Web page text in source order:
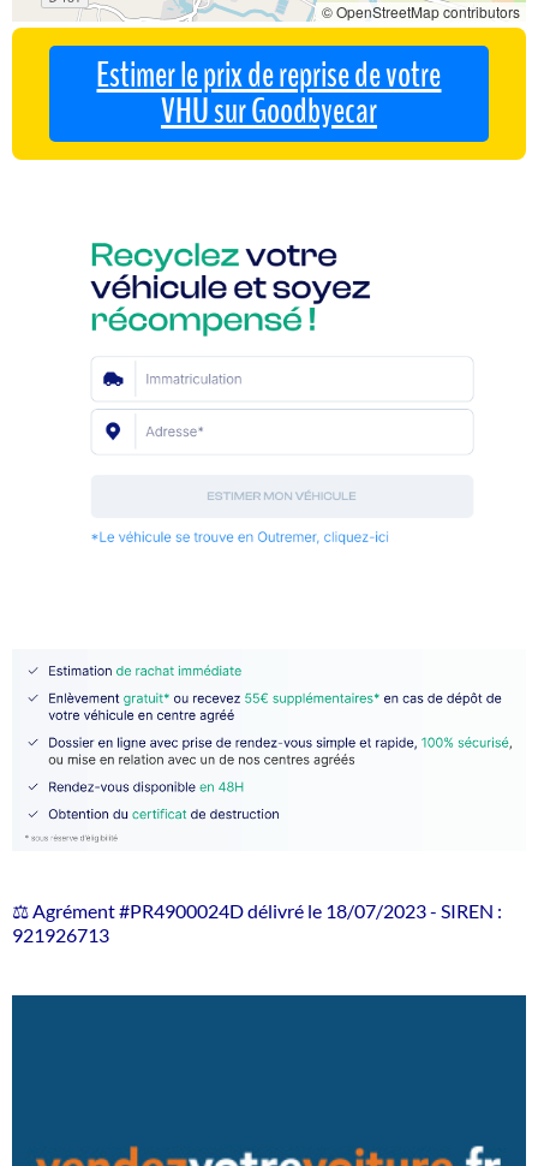
© OpenStreetMap contributors
Estimer le prix de reprise de votre
VHU sur Goodbyecar
⚖️ Agrément #PR4900024D délivré le 18/07/2023 - SIREN :
921926713